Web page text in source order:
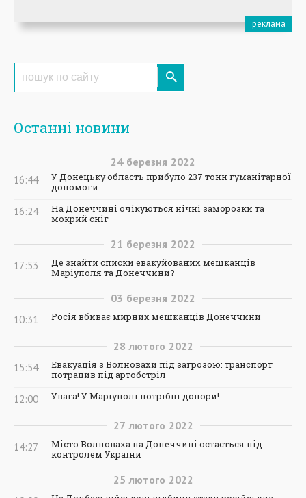
Останні новини
24 березня 2022
16:44
У Донецьку область прибуло 237 тонн гуманітарної
допомоги
16:24
На Донеччині очікуються нічні заморозки та
мокрий сніг
21 березня 2022
17:53
Де знайти списки евакуйованих мешканців
Маріуполя та Донеччини?
03 березня 2022
10:31 Росія вбиває мирних мешканців Донеччини
28 лютого 2022
15:54
Евакуація з Волновахи під загрозою: транспорт
потрапив під артобстріл
12:00 Увага! У Маріуполі потрібні донори!
27 лютого 2022
14:27
Місто Волноваха на Донеччині остається під
контролем України
25 лютого 2022